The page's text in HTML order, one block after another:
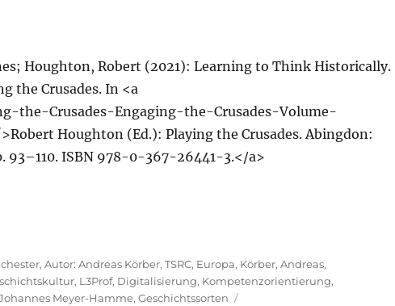
Houghton, Robert (2021): Learning to Think Historically.
the Crusades. In <a
the-Crusades-Engaging-the-Crusades-Volume-
Houghton (Ed.): Playing the Crusades. Abingdon:
93–110. ISBN 978-0-367-26441-3.</a>
,Autor: Andreas Körber,TSRC, Europa, Körber, Andreas,
, L3Prof, Digitalisierung, Kompetenzorientierung,
Meyer-Hamme,Geschichtssorten